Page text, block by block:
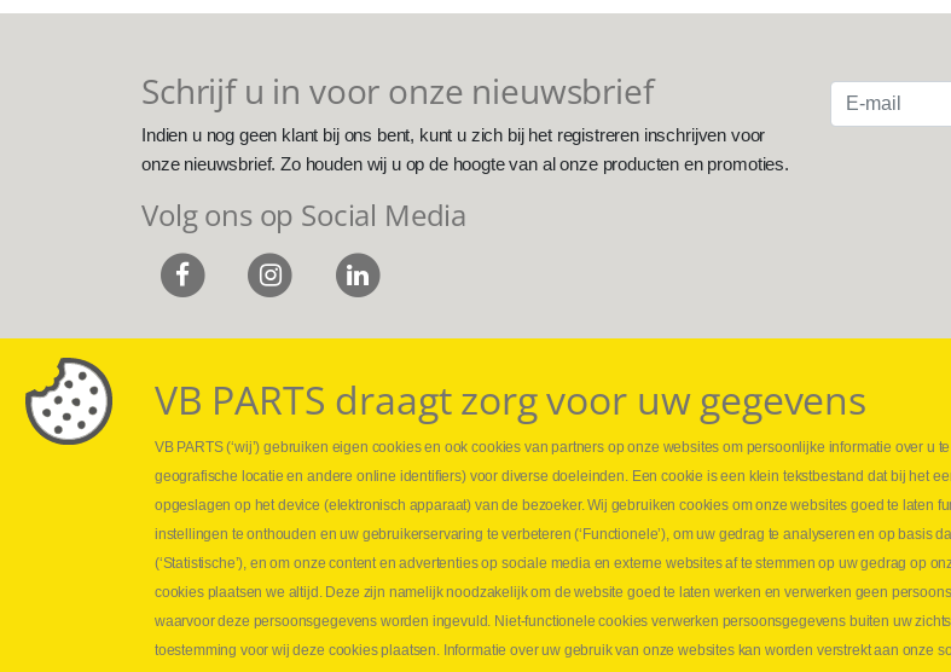
Schrijf u in voor onze nieuwsbrief
Indien u nog geen klant bij ons bent, kunt u zich bij het registreren inschrijven voor
onze nieuwsbrief. Zo houden wij u op de hoogte van al onze producten en promoties.
Volg ons op Social Media
Webshop
Nieuws
Jobs
Leveringen
Drukcontrole set
Persmaten
Hydraulische slangen
VB PARTS draagt zorg voor uw gegevens
VB PARTS (‘wij’) gebruiken eigen cookies en ook cookies van partners op onze websites om persoonlijke informatie over u
geografische locatie en andere online identifiers) voor diverse doeleinden. Een cookie is een klein tekstbestand dat bij het
opgeslagen op het device (elektronisch apparaat) van de bezoeker. Wij gebruiken cookies om onze websites goed te laten
instellingen te onthouden en uw gebruikerservaring te verbeteren (‘Functionele’), om uw gedrag te analyseren en op basis
(‘Statistische’), en om onze content en advertenties op sociale media en externe websites af te stemmen op uw gedrag op
cookies plaatsen we altijd. Deze zijn namelijk noodzakelijk om de website goed te laten werken en verwerken geen
waarvoor deze persoonsgegevens worden ingevuld. Niet-functionele cookies verwerken persoonsgegevens buiten uw
toestemming voor wij deze cookies plaatsen. Informatie over uw gebruik van onze websites kan worden verstrekt aan onze